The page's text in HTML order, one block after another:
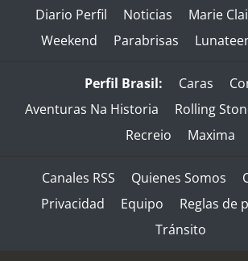
Diario Perfil Noticias Marie
Weekend
Parabrisas
Perfil Brasil: Caras
Aventuras Na Historia
Rolling
Recreio
Maxima
Canales RSS Quienes Somos
Privacidad
Equipo
Reglas de
Tránsito